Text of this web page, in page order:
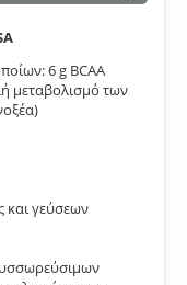
6 g BCAA
μεταβολισμό των
και γεύσεων